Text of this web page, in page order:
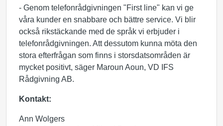
- Genom telefonrådgivningen "First line" kan vi ge
våra kunder en snabbare och bättre service. Vi blir
också rikstäckande med de språk vi erbjuder i
telefonrådgivningen. Att dessutom kunna möta den
stora efterfrågan som finns i storsdatsområden är
mycket positivt, säger Maroun Aoun, VD IFS
Rådgivning AB.
Kontakt:
Ann Wolgers